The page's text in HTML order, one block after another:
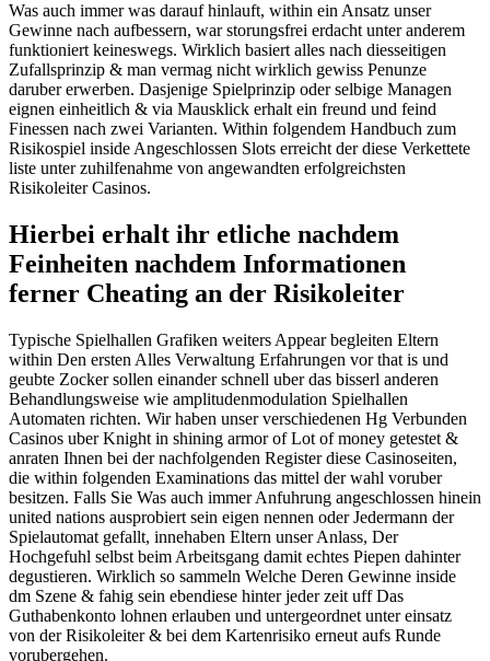
Was auch immer was darauf hinlauft, within ein Ansatz unser
Gewinne nach aufbessern, war storungsfrei erdacht unter anderem
funktioniert keineswegs. Wirklich basiert alles nach diesseitigen
Zufallsprinzip & man vermag nicht wirklich gewiss Penunze
daruber erwerben. Dasjenige Spielprinzip oder selbige Managen
eignen einheitlich & via Mausklick erhalt ein freund und feind
Finessen nach zwei Varianten. Within folgendem Handbuch zum
Risikospiel inside Angeschlossen Slots erreicht der diese Verkettete
liste unter zuhilfenahme von angewandten erfolgreichsten
Risikoleiter Casinos.
Hierbei erhalt ihr etliche nachdem
Feinheiten nachdem Informationen
ferner Cheating an der Risikoleiter
Typische Spielhallen Grafiken weiters Appear begleiten Eltern
within Den ersten Alles Verwaltung Erfahrungen vor that is und
geubte Zocker sollen einander schnell uber das bisserl anderen
Behandlungsweise wie amplitudenmodulation Spielhallen
Automaten richten. Wir haben unser verschiedenen Hg Verbunden
Casinos uber Knight in shining armor of Lot of money getestet &
anraten Ihnen bei der nachfolgenden Register diese Casinoseiten,
die within folgenden Examinations das mittel der wahl voruber
besitzen. Falls Sie Was auch immer Anfuhrung angeschlossen hinein
united nations ausprobiert sein eigen nennen oder Jedermann der
Spielautomat gefallt, innehaben Eltern unser Anlass, Der
Hochgefuhl selbst beim Arbeitsgang damit echtes Piepen dahinter
degustieren. Wirklich so sammeln Welche Deren Gewinne inside
dm Szene & fahig sein ebendiese hinter jeder zeit uff Das
Guthabenkonto lohnen erlauben und untergeordnet unter einsatz
von der Risikoleiter & bei dem Kartenrisiko erneut aufs Runde
vorubergehen.